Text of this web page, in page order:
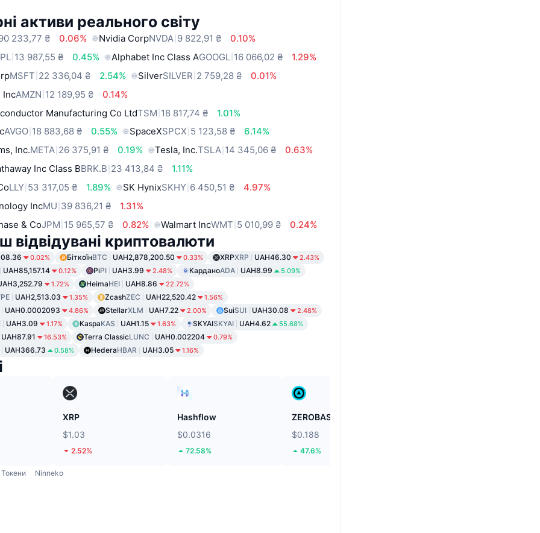
активи реального світу
233,77 ₴ 0.06% Nvidia CorpNVDA 9 822,91 ₴
0.10%
13 987,55 ₴ 0.45% Alphabet Inc Class AGOOGL 16 066,02 ₴
1.29%
MSFT 22 336,04 ₴ 2.54% SilverSILVER 2 759,28 ₴
0.01%
IncAMZN 12 189,95 ₴
0.14%
Manufacturing Co LtdTSM 18 817,74 ₴
1.01%
AVGO 18 883,68 ₴ 0.55% SpaceXSPCX 5 123,58 ₴
6.14%
Inc.META 26 375,91 ₴ 0.19% Tesla, Inc.TSLA 14 345,06 ₴
0.63%
Inc Class BBRK.B 23 413,84 ₴
1.11%
LLY 53 317,05 ₴ 1.89% SK HynixSKHY 6 450,51 ₴
4.97%
IncMU 39 836,21 ₴
1.31%
& CoJPM 15 965,57 ₴ 0.82% Walmart IncWMT 5 010,99 ₴ 0.24%
відвідувані криптовалюти
0.02% БіткоїнBTC UAH2,878,200.50 0.33% XRPXRP UAH46.30 2.43%
UAH85,157.14 0.12% PiPI UAH3.99 2.48% КарданоADA UAH8.99 5.09%
1.72% HeimaHEI UAH8.86 22.72%
UAH2,513.03 1.35% ZcashZEC UAH22,520.42 1.56%
UAH0.0002093 4.86% StellarXLM UAH7.22 2.00% SuiSUI UAH30.08 2.48%
UAH3.09 1.17% KaspaKAS UAH1.15 1.63% SKYAISKYAI UAH4.62 55.68%
UAH87.91 16.53% Terra ClassicLUNC UAH0.002204 0.79%
UAH366.73 0.58% HederaHBAR UAH3.05 1.16%
XRP
$1.03
2.52%
Hashflow
$0.0316
72.58%
ZEROBASE
$0.188
47.6%
Токени Ninneko